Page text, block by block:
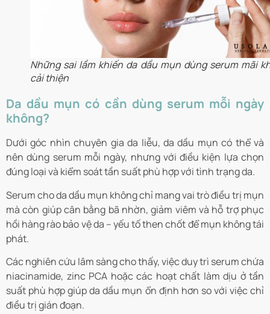
Những sai lầm khiến da dầu mụn dùng serum mãi
cải thiện
Da dầu mụn có cần dùng serum mỗi ngày
không?
Dưới góc nhìn chuyên gia da liễu, da dầu mụn có thể và
nên dùng serum mỗi ngày, nhưng với điều kiện lựa chọn
đúng loại và kiểm soát tần suất phù hợp với tình trạng da.
Serum cho da dầu mụn không chỉ mang vai trò điều trị mụn
mà còn giúp cân bằng bã nhờn, giảm viêm và hỗ trợ phục
hồi hàng rào bảo vệ da – yếu tố then chốt để mụn không tái
phát.
Các nghiên cứu lâm sàng cho thấy, việc duy trì serum chứa
niacinamide, zinc PCA hoặc các hoạt chất làm dịu ở tần
suất phù hợp giúp da dầu mụn ổn định hơn so với việc chỉ
điều trị gián đoạn.